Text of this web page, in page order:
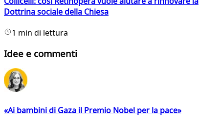
Dottrina sociale della Chiesa
1 min di lettura
Idee e commenti
«Ai bambini di Gaza il Premio Nobel per la pace»